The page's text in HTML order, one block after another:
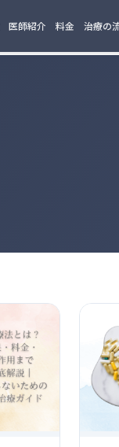
医師紹介 料金 治療の